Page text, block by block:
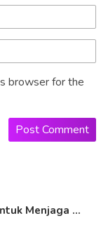
browser for the
Menjaga …